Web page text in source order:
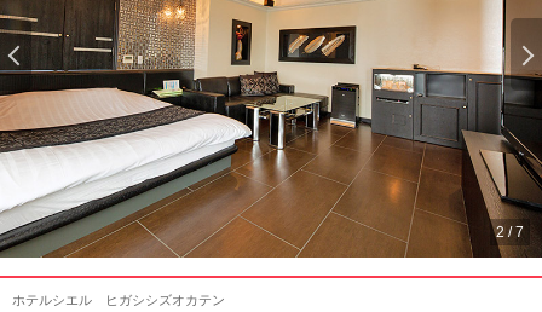
2 /7
ホテルシエル ヒガシシズオカテン